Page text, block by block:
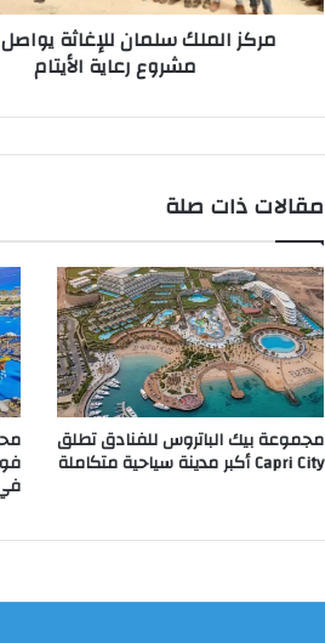
الأيتام
مركز الملك سلمان للإغاثة
مشروع رعاية الأيتام
مقالات ذات صلة
مجموعة بيك الباتروس للفنادق تطلق
Capri City أكبر مدينة سياحية متكاملة